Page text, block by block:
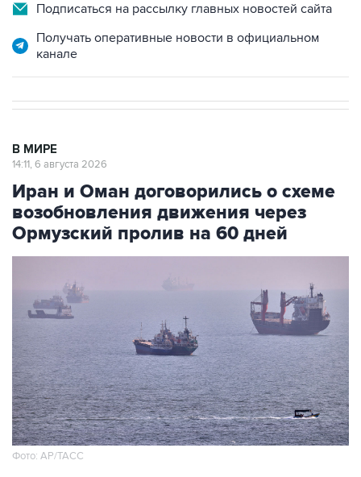
Подписаться на рассылку главных новостей сайта
Получать оперативные новости в официальном
канале
В МИРЕ
14:11, 6 августа 2026
Иран и Оман договорились о схеме
возобновления движения через
Ормузский пролив на 60 дней
Фото: AP/ТАСС